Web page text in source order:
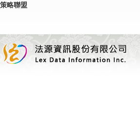
策略聯盟